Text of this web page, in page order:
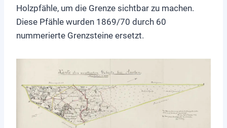
Holzpfähle, um die Grenze sichtbar zu machen.
Diese Pfähle wurden 1869/70 durch 60
nummerierte Grenzsteine ersetzt.